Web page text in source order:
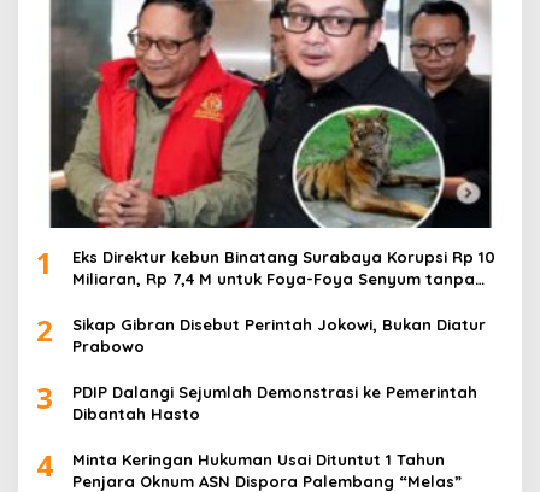
1
Eks Direktur kebun Binatang Surabaya Korupsi Rp 10
Miliaran, Rp 7,4 M untuk Foya-Foya Senyum tanpa
2
Sikap Gibran Disebut Perintah Jokowi, Bukan Diatur
Prabowo
3
PDIP Dalangi Sejumlah Demonstrasi ke Pemerintah
Dibantah Hasto
4
Minta Keringan Hukuman Usai Dituntut 1 Tahun
Penjara Oknum ASN Dispora Palembang “Melas”